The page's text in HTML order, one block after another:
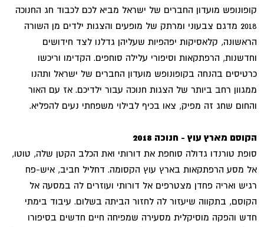
קופונופש מועדון החברים של ישראל מביא לכם לכבוד חג החנוכה
2018 מדגם צבעוני ומרתק של מופעים והצגות ילדים מן השורה
הראשונה, קלאסיקות יפהפיות שעליהן גדלנו לצד חידושים
וחדשנות, הרפתקאות וסיפורי עלילה סוחפים. הקדימו וריכשו
כרטיסים בהנחה בקופונופש מועדון החברים של ישראל ותהנו
ממגוון רחב ביותר של הצגות חנוכה עבור ילדיכם. אז עם האור
והחום שחג זה מפיק, צאו בכיף לבילוי משפחתי נעים להפליא.
הקוסם מארץ עוץ - חנוכה 2018
סופת טורנדו גדולה סוחפת את דורותי ואת הכלב הקטן שלה, טוטו,
אל מסע הרפתקאות בארץ עוץ הקסומה. דחליל חביב, איש-פח
רגיש ואריה פחדן מצטרפים אל דורותי ועוזרים לה במסעה אל
הקוסם, בתקווה שיעזור לה לחזור הביתה בשלום. עיבוד בימתי
חדש והפקה מוסיקלית מסעירה שמפיחה חיים חדשים בסיפורו